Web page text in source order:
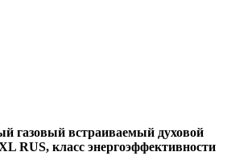
газовый встраиваемый духовой
RUS, класс энергоэффективности